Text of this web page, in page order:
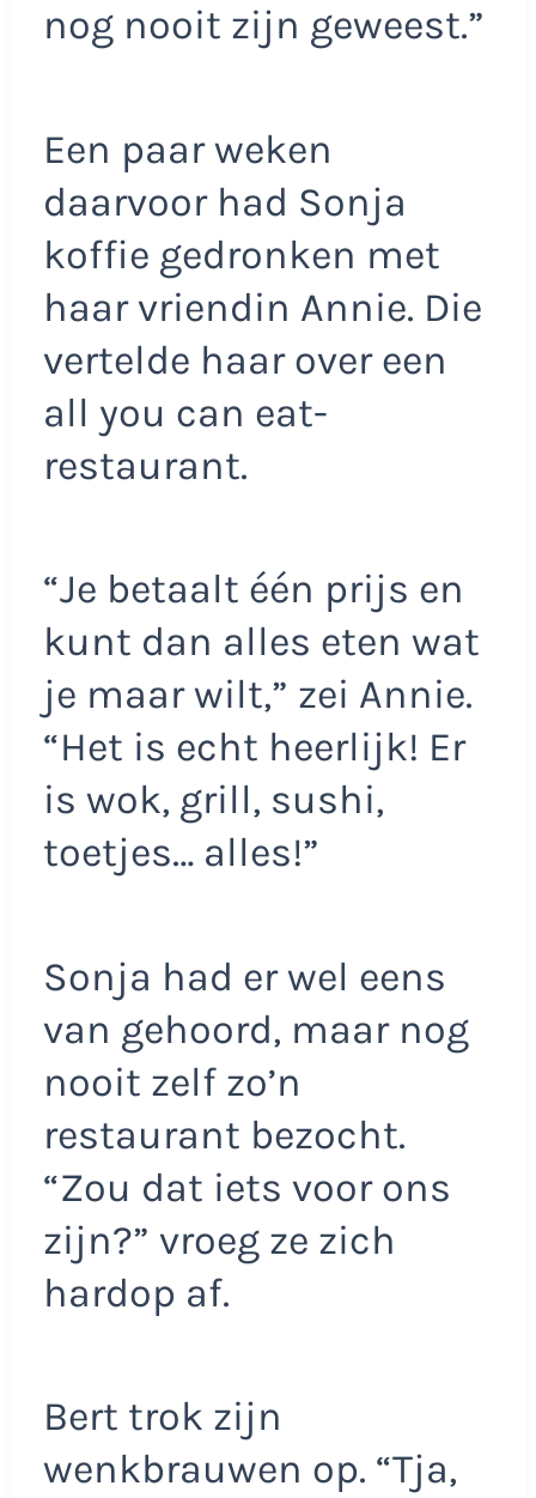
nog nooit zijn geweest.”
Een paar weken
daarvoor had Sonja
koffie gedronken met
haar vriendin Annie. Die
vertelde haar over een
all you can eat-
restaurant.
“Je betaalt één prijs en
kunt dan alles eten wat
je maar wilt,” zei Annie.
“Het is echt heerlijk! Er
is wok, grill, sushi,
toetjes… alles!”
Sonja had er wel eens
van gehoord, maar nog
nooit zelf zo’n
restaurant bezocht.
“Zou dat iets voor ons
zijn?” vroeg ze zich
hardop af.
Bert trok zijn
wenkbrauwen op. “Tja,